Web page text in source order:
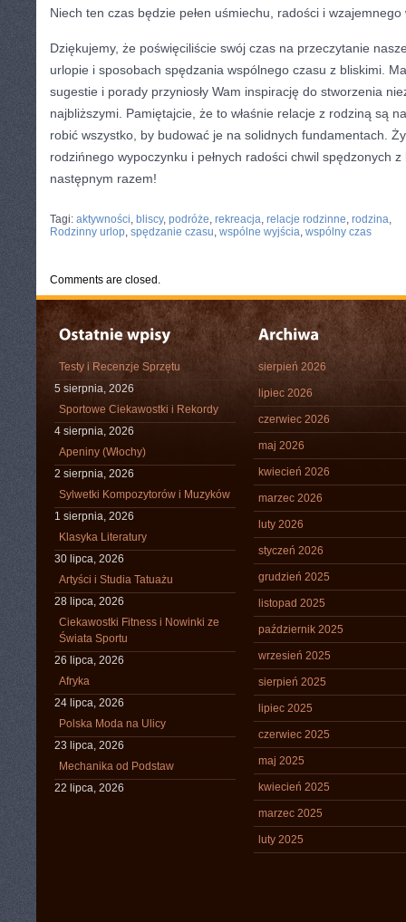
Niech ten czas będzie pełen ⁣uśmiechu, radości i wzajemnego
Dziękujemy, że poświęciliście swój czas na przeczytanie‌
urlopie i sposobach spędzania wspólnego czasu z bliskimi.
sugestie i⁢ porady przyniosły Wam⁣ inspirację ⁤do stworzenia
najbliższymi. Pamiętajcie,⁢ że to właśnie relacje z ⁣rodziną są
robić wszystko, by budować je ​na solidnych fundamentach.
rodzińnego ​wypoczynku i ‍pełnych radości chwil spędzonych
następnym razem!
Tagi: aktywności, bliscy, podróże, rekreacja, relacje rodzinne, rodzina,
Rodzinny urlop, spędzanie czasu, wspólne wyjścia, wspólny czas
Comments are closed.
Testy i Recenzje Sprzętu
5 sierpnia, 2026
Sportowe Ciekawostki i Rekordy
4 sierpnia, 2026
Apeniny (Włochy)
2 sierpnia, 2026
Sylwetki Kompozytorów i Muzyków
1 sierpnia, 2026
Klasyka Literatury
30 lipca, 2026
Artyści i Studia Tatuażu
28 lipca, 2026
Ciekawostki Fitness i Nowinki ze
Świata Sportu
26 lipca, 2026
Afryka
24 lipca, 2026
Polska Moda na Ulicy
23 lipca, 2026
Mechanika od Podstaw
22 lipca, 2026
sierpień 2026
lipiec 2026
czerwiec 2026
maj 2026
kwiecień 2026
marzec 2026
luty 2026
styczeń 2026
grudzień 2025
listopad 2025
październik 2025
wrzesień 2025
sierpień 2025
lipiec 2025
czerwiec 2025
maj 2025
kwiecień 2025
marzec 2025
luty 2025